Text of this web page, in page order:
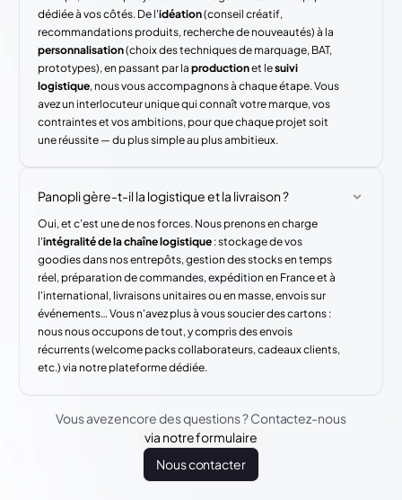
dédiée à vos côtés. De l'idéation(conseil créatif,
recommandations produits, recherche de nouveautés) à la
personnalisation(choix des techniques de marquage, BAT,
prototypes), en passant par laproductionet lesuivi
logistique, nous vous accompagnons à chaque étape. Vous
avez un interlocuteur unique qui connaît votre marque, vos
contraintes et vos ambitions, pour que chaque projet soit
une réussite — du plus simple au plus ambitieux.
Panopli gère-t-il la logistique et la livraison ?
Oui, et c'est une de nos forces. Nous prenons en charge
l'intégralité de la chaîne logistique : stockage de vos
goodies dans nos entrepôts, gestion des stocks en temps
réel, préparation de commandes, expédition en France et à
l'international, livraisons unitaires ou en masse, envois sur
événements… Vous n'avez plus à vous soucier des cartons :
nous nous occupons de tout, y compris des envois
récurrents (welcome packs collaborateurs, cadeaux clients,
etc.) via notre plateforme dédiée.
Vous avez encore des questions ? Contactez-nous
via notre formulaire
Nous contacter